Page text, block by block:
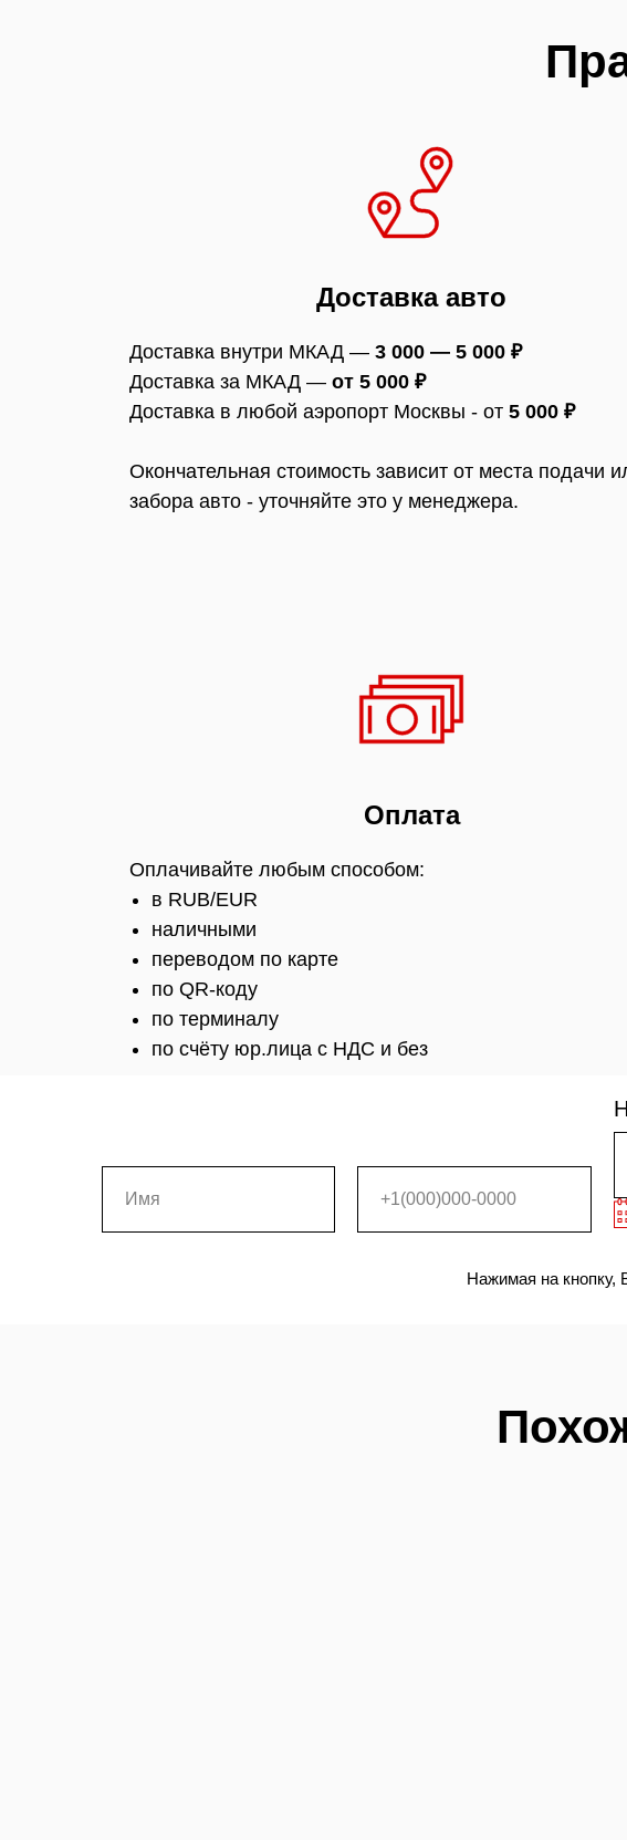
Доставка авто
Доставка внутри МКАД — 3 000 — 5 000 ₽
Доставка за МКАД — от 5 000 ₽
Доставка в любой аэропорт Москвы - от 5 000 ₽
Окончательная стоимость зависит от места подачи
забора авто - уточняйте это у менеджера.
Оплата
Оплачивайте любым способом:
в RUB/EUR
наличными
переводом по карте
по QR-коду
по терминалу
по счёту юр.лица с НДС и без
Нажимая на кнопку,